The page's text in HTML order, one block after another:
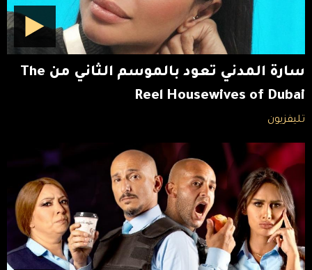
سارة المدني تعود بالموسم الثاني من The
Reel Housewives of Dubai
تليفزيون